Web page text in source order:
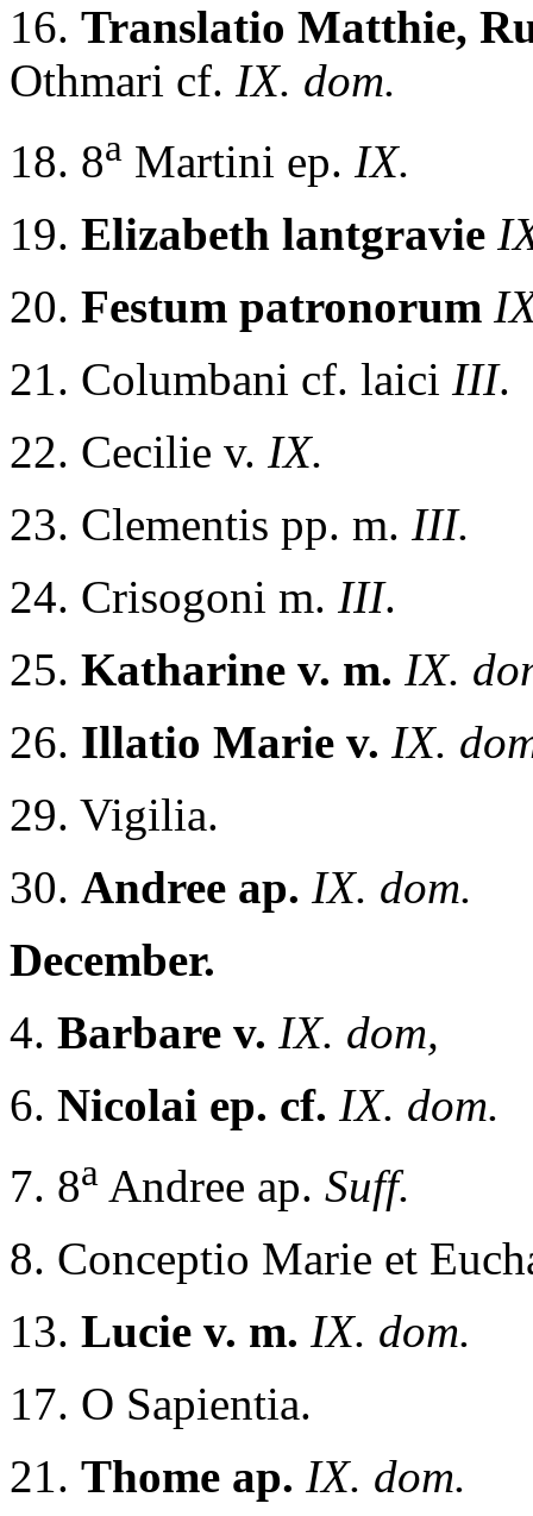
16. Translatio Matthie,
Othmari cf. IX. dom.
18. 8a Martini ep. IX.
19. Elizabeth lantgravie
20. Festum patronorum
21. Columbani cf. laici III.
22. Cecilie v. IX.
23. Clementis pp. m. III.
24. Crisogoni m. III.
25. Katharine v. m. IX.
26. Illatio Marie v. IX.
29. Vigilia.
30. Andree ap. IX. dom.
December.
4. Barbare v. IX. dom,
6. Nicolai ep. cf. IX. dom.
7. 8a Andree ap. Suff.
8. Conceptio Marie et
13. Lucie v. m. IX. dom.
17. O Sapientia.
21. Thome ap. IX. dom.